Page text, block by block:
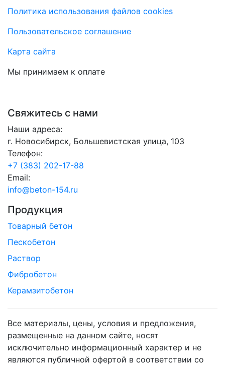
Политика использования файлов cookies
Пользовательское соглашение
Карта сайта
Мы принимаем к оплате
Свяжитесь с нами
Наши адреса:
г. Новосибирск, Большевистская улица, 103
Телефон:
+7 (383) 202-17-88
Email:
info@beton-154.ru
Продукция
Товарный бетон
Пескобетон
Раствор
Фибробетон
Керамзитобетон
Все материалы, цены, условия и предложения,
размещенные на данном сайте, носят
исключительно информационный характер и не
являются публичной офертой в соответствии со